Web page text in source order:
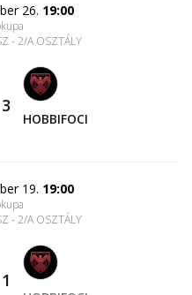
26. 19:00
- 2/A OSZTÁLY
3
HOBBIFOCI
19. 19:00
- 2/A OSZTÁLY
1